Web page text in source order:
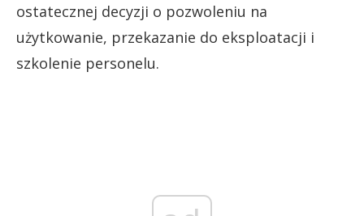
ostatecznej decyzji o pozwoleniu na
użytkowanie, przekazanie do eksploatacji i
szkolenie personelu.